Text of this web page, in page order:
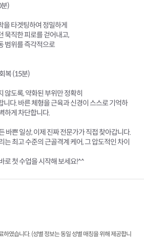
)
을 타겟팅하여 정밀하게
묵직한 피로를 걷어내고,
범위를 즉각적으로
복 (15분)
않도록, 약화된 부위만 정확히
니다. 바른 체형을 근육과 신경이 스스로 기억하
하게 차단합니다.
바쁜 일상, 이제 진짜 전문가가 직접 찾아갑니다.
는 최고 수준의 근골격계 케어, 그 압도적인 차이
로 첫 수업을 시작해 보세요!^^
하였습니다. (성별 정보는 동일 성별 매칭을 위해 제공합니